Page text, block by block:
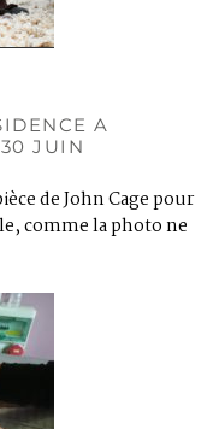
A
JUIN
de John Cage pour
comme la photo ne